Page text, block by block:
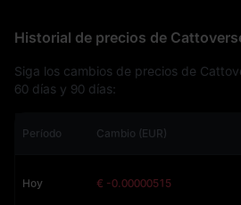
Historial de precios de
Siga los cambios de precios de
60 días y 90 días:
Período Cambio (EUR)
Hoy € -0.00000515